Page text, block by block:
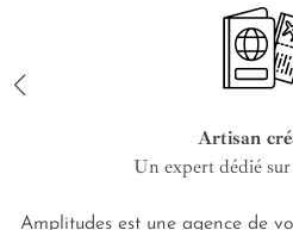
Artisan
Un expert dédié
Amplitudes est une agence de